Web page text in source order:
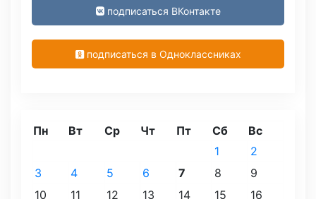
подписаться ВКонтакте
подписаться в Одноклассниках
Пн Вт Ср Чт Пт Сб Вс
1
2
3
4 5 6 7 8
9
10
11 12 13 14 15
16